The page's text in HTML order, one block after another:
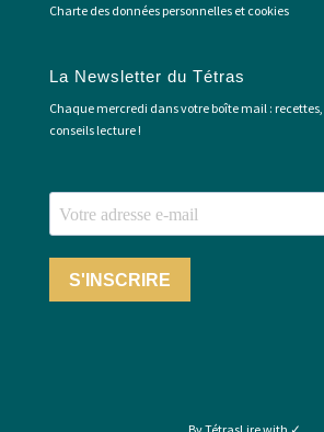
Charte des données personnelles et cookies
La Newsletter du Tétras
Chaque mercredi dans votre boîte mail : recettes,
conseils lecture !
S'INSCRIRE